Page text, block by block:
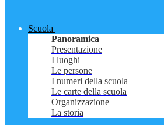
Scuola
Panoramica
Presentazione
I luoghi
Le persone
I numeri della scuola
Le carte della scuola
Organizzazione
La storia